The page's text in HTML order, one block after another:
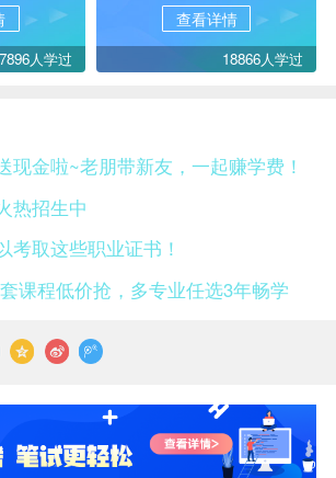
人学过
查看详情
18866人学过
现金啦~老朋带新友，一起赚学费！
热招生中
考取这些职业证书！
课程低价抢，多专业任选3年畅学